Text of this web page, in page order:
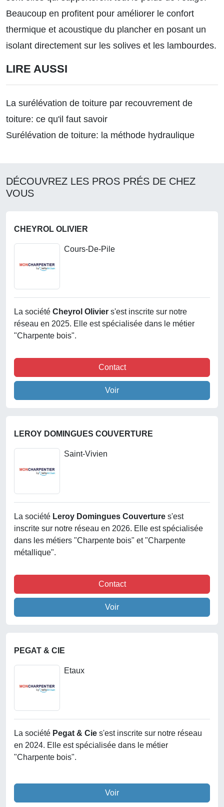
Beaucoup en profitent pour améliorer le confort
thermique et acoustique du plancher en posant un
isolant directement sur les solives et les lambourdes.
LIRE AUSSI
La surélévation de toiture par recouvrement de
toiture: ce qu'il faut savoir
Surélévation de toiture: la méthode hydraulique
DÉCOUVREZ LES PROS PRÉS DE CHEZ
VOUS
CHEYROL OLIVIER
Cours-De-Pile
La société Cheyrol Olivier s'est inscrite sur notre
réseau en 2025. Elle est spécialisée dans le métier
"Charpente bois".
Contact
Voir
LEROY DOMINGUES COUVERTURE
Saint-Vivien
La société Leroy Domingues Couverture s'est
inscrite sur notre réseau en 2026. Elle est spécialisée
dans les métiers "Charpente bois" et "Charpente
métallique".
Contact
Voir
PEGAT & CIE
Etaux
La société Pegat & Cie s'est inscrite sur notre réseau
en 2024. Elle est spécialisée dans le métier
"Charpente bois".
Voir